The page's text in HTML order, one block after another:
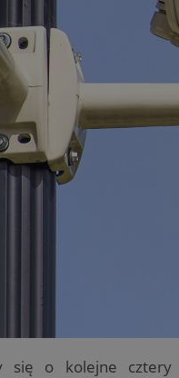
się o kolejne cztery